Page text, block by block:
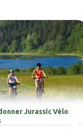
Jurassic Vélo